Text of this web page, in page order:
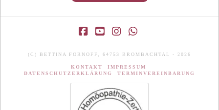
(C) BETTINA FORNOFF, 64753 BROMBACHTAL - 2026
KONTAKT
IMPRESSUM
DATENSCHUTZERKLÄRUNG
TERMINVEREINBARUNG